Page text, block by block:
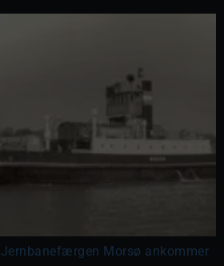
Jernbanefærgen Morsø ankommer